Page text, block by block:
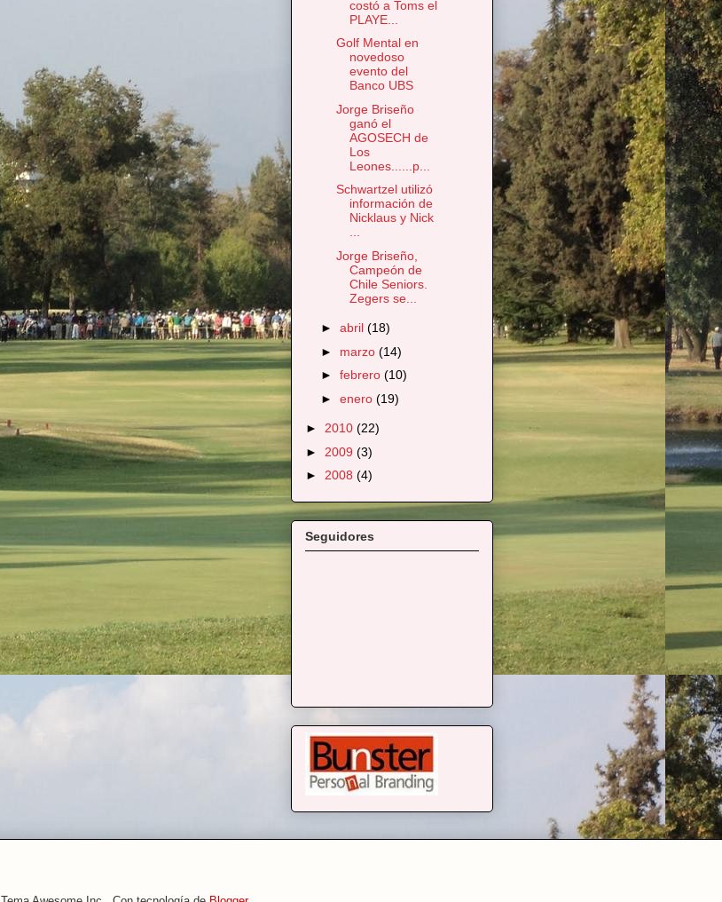
costó a Toms el
PLAYE...
Golf Mental en
novedoso
evento del
Banco UBS
Jorge Briseño
ganó el
AGOSECH de
Los
Leones......p...
Schwartzel utilizó
información de
Nicklaus y Nick
...
Jorge Briseño,
Campeón de
Chile Seniors.
Zegers se...
► abril (18)
► marzo (14)
► febrero (10)
► enero (19)
► 2010 (22)
► 2009 (3)
► 2008 (4)
Seguidores